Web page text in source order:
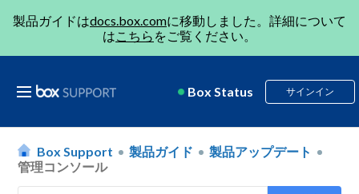
製品ガイドはdocs.box.comに移動しました。詳細について
はこちら をご覧ください。
Box Status サインイン
Box Support 製品ガイド
製品アップデート
管理コンソール